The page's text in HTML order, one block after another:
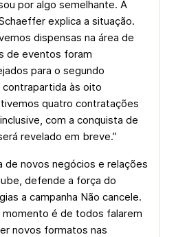
por algo semelhante. A
explica a situação.
dispensas na área de
de eventos foram
para o segundo
às oito
quatro contratações
com a conquista de
revelado em breve.”
de novos negócios e relações
defende a força do
a campanha Não cancele.
momento é de todos falarem
novos formatos nas